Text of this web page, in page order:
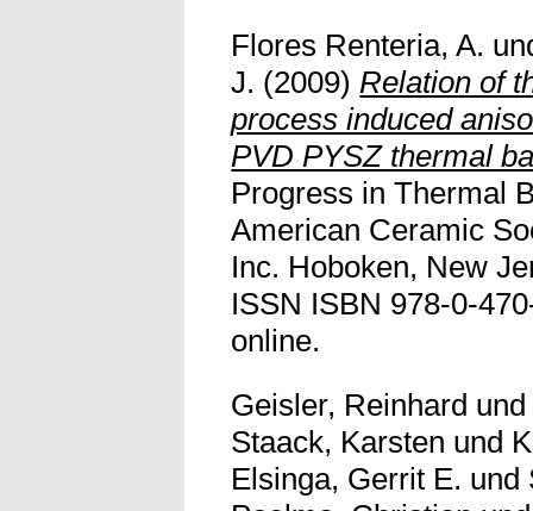
Flores Renteria, A.
J. (2009) Relation of
process induced
PVD PYSZ thermal
Progress in Thermal
American Ceramic
Inc. Hoboken, New
ISSN ISBN 978-0-
online.
Geisler, Reinhard
Staack, Karsten und
Elsinga, Gerrit E. und